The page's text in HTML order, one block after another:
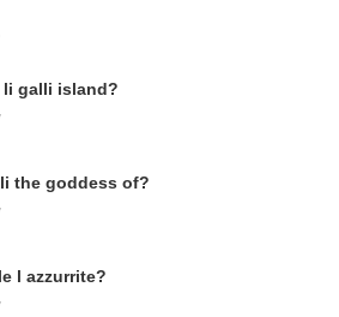
li galli island?
the goddess of?
l azzurrite?